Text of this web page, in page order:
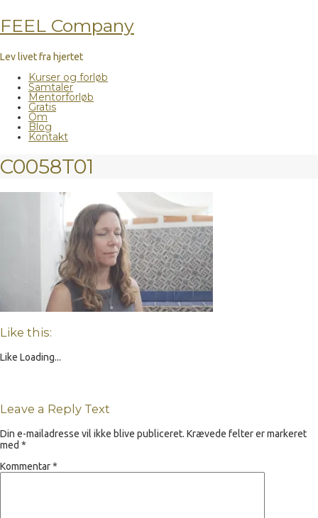
FEEL Company
Lev livet fra hjertet
Kurser og forløb
Samtaler
Mentorforløb
Gratis
Om
Blog
Kontakt
C0058T01
Like this:
Like Loading...
Leave a Reply Text
Din e-mailadresse vil ikke blive publiceret. Krævede felter er markeret
med *
Kommentar*